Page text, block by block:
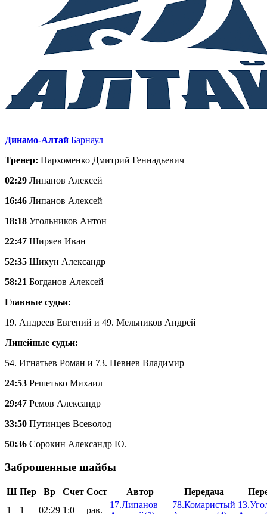
Динамо-Алтай Барнаул
Тренер: Пархоменко Дмитрий Геннадьевич
02:29 Липанов Алексей
16:46 Липанов Алексей
18:18 Угольников Антон
22:47 Ширяев Иван
52:35 Шикун Александр
58:21 Богданов Алексей
Главные судьи:
19. Андреев Евгений и 49. Мельников Андрей
Линейные судьи:
54. Игнатьев Роман и 73. Певнев Владимир
24:53 Решетько Михаил
29:47 Ремов Александр
33:50 Путинцев Всеволод
50:36 Сорокин Александр Ю.
Заброшенные шайбы
Ш Пер Вр Счет Сост Автор Передача
1
1 02:29 1:0 рав.
17.Липанов
78.Комаристый